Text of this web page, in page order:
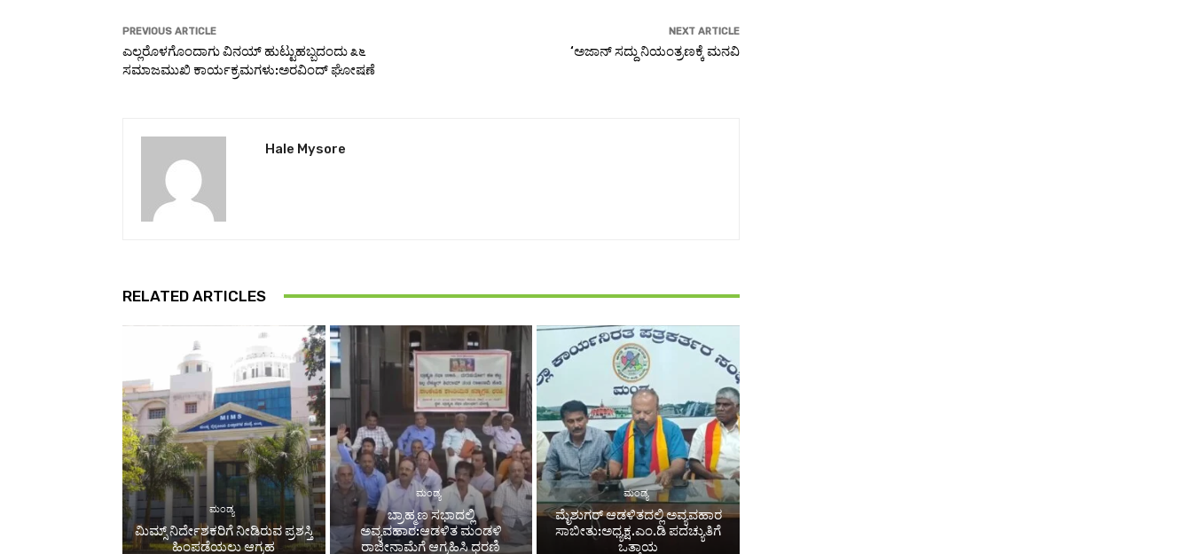
PREVIOUS ARTICLE
ಎಲ್ಲರೊಳಗೊಂದಾಗು ವಿನಯ್ ಹುಟ್ಟುಹಬ್ಬದಂದು ೩೬
ಸಮಾಜಮುಖಿ ಕಾರ್ಯಕ್ರಮಗಳು:ಅರವಿಂದ್ ಘೋಷಣೆ
NEXT ARTICLE
‘ಅಜಾನ್ ಸದ್ದು ನಿಯಂತ್ರಣಕ್ಕೆ ಮನವಿ
Hale Mysore
RELATED ARTICLES
ಮಂಡ್ಯ
ಮಿಮ್ಸ್ ನಿರ್ದೇಶಕರಿಗೆ ನೀಡಿರುವ ಪ್ರಶಸ್ತಿ
ಹಿಂಪಡೆಯಲು ಆಗ್ರಹ
ಮಂಡ್ಯ
ಬ್ರಾಹ್ಮಣ ಸಭಾದಲ್ಲಿ
ಅವ್ಯವಹಾರ:ಆಡಳಿತ ಮಂಡಳಿ
ರಾಜೀನಾಮೆಗೆ ಆಗ್ರಹಿಸಿ ಧರಣಿ
ಮಂಡ್ಯ
ಮೈಶುಗರ್ ಆಡಳಿತದಲ್ಲಿ ಅವ್ಯವಹಾರ
ಸಾಬೀತು:ಅಧ್ಯಕ್ಷ.ಎಂ.ಡಿ ಪದಚ್ಯುತಿಗೆ
ಒತ್ತಾಯ